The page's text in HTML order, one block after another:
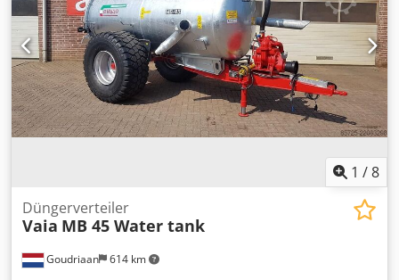
1 /8
Goudriaan 614 km
Düngerverteiler
Vaia MB 45 Water tank